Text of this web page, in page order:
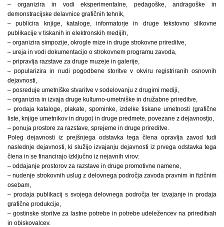
– organizira in vodi eksperimentalne, pedagoške, andragoške in
demonstracijske delavnice grafičnih tehnik,
– publicira knjige, kataloge, informatorje in druge tekstovno slikovne
publikacije v tiskanih in elektronskih medijih,
– organizira simpozije, okrogle mize in druge strokovne prireditve,
– ureja in vodi dokumentacijo o strokovnem programu zavoda,
– pripravlja razstave za druge muzeje in galerije,
– popularizira in nudi pogodbene storitve v okviru registriranih osnovnih
dejavnosti,
– posreduje umetniške stvaritve v sodelovanju z drugimi mediji,
– organizira in izvaja druge kulturno-umetniške in družabne prireditve,
– prodaja kataloge, plakate, spominke, izdelke tiskane umetnosti (grafične
liste, knjige umetnikov in drugo) in druge predmete, povezane z dejavnostjo,
– ponuja prostore za razstave, sprejeme in druge prireditve.
Poleg dejavnosti iz prejšnjega odstavka tega člena opravlja zavod tudi
naslednje dejavnosti, ki služijo izvajanju dejavnosti iz prvega odstavka tega
člena in se financirajo izključno iz nejavnih virov:
– oddajanje prostorov za razstave in druge promotivne namene,
– nudenje strokovnih uslug z delovnega področja zavoda pravnim in fizičnim
osebam,
– prodaja publikacij s svojega delovnega področja ter izvajanje in prodaja
grafične produkcije,
– gostinske storitve za lastne potrebe in potrebe udeležencev na prireditvah
in obiskovalcev.